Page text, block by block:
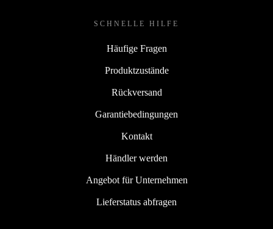
SCHNELLE HILFE
Häufige Fragen
Produktzustände
Rückversand
Garantiebedingungen
Kontakt
Händler werden
Angebot für Unternehmen
Lieferstatus abfragen